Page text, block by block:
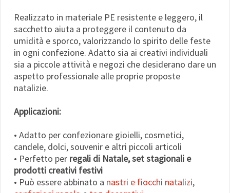
Realizzato in materiale PE resistente e leggero, il
sacchetto aiuta a proteggere il contenuto da
umidità e sporco, valorizzando lo spirito delle feste
in ogni confezione. Adatto sia ai creativi individuali
sia a piccole attività e negozi che desiderano dare un
aspetto professionale alle proprie proposte
natalizie.
Applicazioni:
• Adatto per confezionare gioielli, cosmetici,
candele, dolci, souvenir e altri piccoli articoli
• Perfetto per regali di Natale, set stagionali e
prodotti creativi festivi
• Può essere abbinato a nastri e fiocchi natalizi,